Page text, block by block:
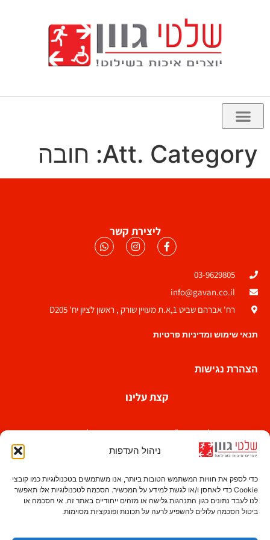
ניהול העדפות
כדי לספק את חוויות המשתמש הטובות ביותר, אנו משתמשים בטכנולוגיות כמו קובצי
Cookie כדי לאחסן ו/או לגשת למידע על המכשיר. הסכמה לטכנולוגיות אלו תאפשר
לנו לעבד נתונים כגון התנהגות גלישה או מזהים ייחודיים באתר זה. אי הסכמה או
ביטול הסכמה עלולים להשפיע לרעה על תכונות ופונקציות מסוימות.
Att. Category: חובה
ליצירת קשר
03-9629805
info@gavan.co.il
רח' אברהם שביט 1,א.ת מעויין שורק , ראשון לציון יח' D205
תנאי שימוש ומדיניות פרטיות
הצהרת נגישות
קצת עלינו
חברת שלטי גוון בע"מ הינה אחת מחברות השילוט הוותיקות
בישראל החלה את דרכה בשנות השבעים . אצלנו נסיון
נאמנים לאורך שנים.
עקבו אחרינו בפייסבוק